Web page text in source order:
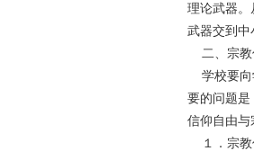
理论武器。
武器交到中
二、宗教
学校要向
要的问题是
信仰自由与
１．宗教